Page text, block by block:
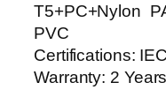
T5+PC+Nylon
PVC
Certifications:
Warranty: 2 Years